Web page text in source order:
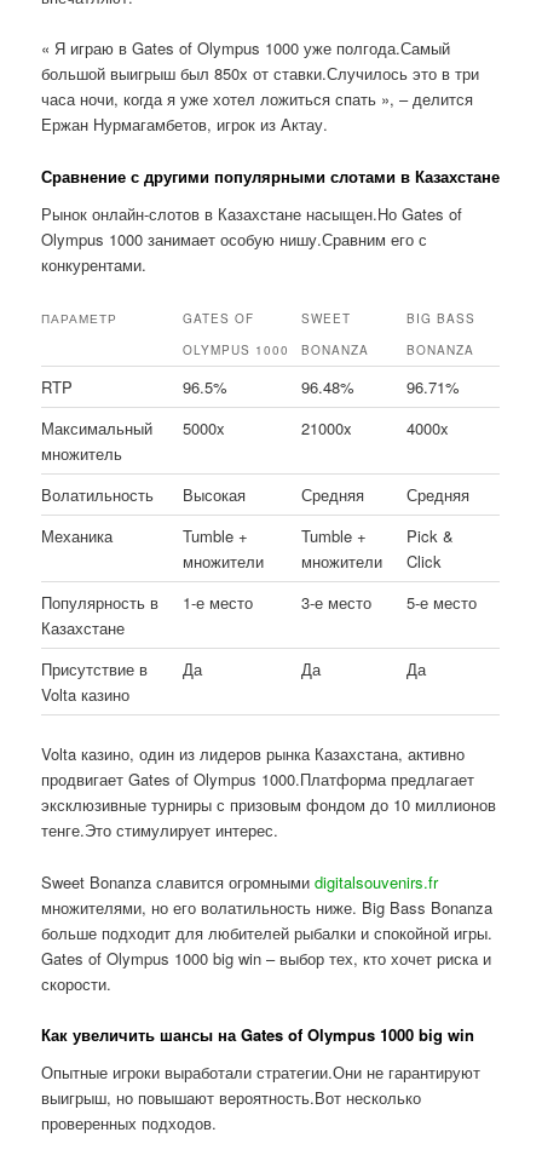
« Я играю в Gates of Olympus 1000 уже полгода.Самый
большой выигрыш был 850x от ставки.Случилось это в три
часа ночи, когда я уже хотел ложиться спать », – делится
Ержан Нурмагамбетов, игрок из Актау.
Сравнение с другими популярными слотами в Казахстане
Рынок онлайн-слотов в Казахстане насыщен.Но Gates of
Olympus 1000 занимает особую нишу.Сравним его с
конкурентами.
ПАРАМЕТР
GATES OF
OLYMPUS 1000
SWEET
BONANZA
BIG BASS
BONANZA
RTP 96.5% 96.48%
96.71%
Максимальный
множитель
5000x 21000x 4000x
Волатильность Высокая Средняя
Средняя
Механика
Tumble +
множители
Tumble +
множители
Pick &
Click
Популярность в
Казахстане
1-е место 3-е место 5-е место
Присутствие в
Volta казино
Да Да Да
Volta казино, один из лидеров рынка Казахстана, активно
продвигает Gates of Olympus 1000.Платформа предлагает
эксклюзивные турниры с призовым фондом до 10 миллионов
тенге.Это стимулирует интерес.
Sweet Bonanza славится огромнымиdigitalsouvenirs.fr
множителями, но его волатильность ниже. Big Bass Bonanza
больше подходит для любителей рыбалки и спокойной игры.
Gates of Olympus 1000 big win – выбор тех, кто хочет риска и
скорости.
Как увеличить шансы на Gates of Olympus 1000 big win
Опытные игроки выработали стратегии.Они не гарантируют
выигрыш, но повышают вероятность.Вот несколько
проверенных подходов.